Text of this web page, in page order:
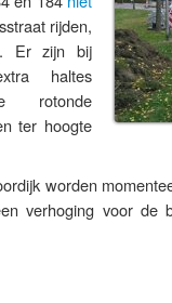
rijden,
. Er zijn bij
haltes
rotonde
ter hoogte
worden
verhoging voor de